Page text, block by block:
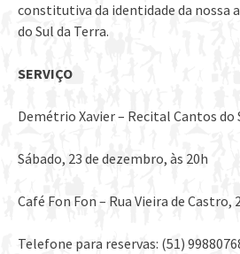
constitutiva da identidade da nossa
do Sul da Terra.
SERVIÇO
Demétrio Xavier – Recital Cantos do
Sábado, 23 de dezembro, às 20h
Café Fon Fon – Rua Vieira de Castro,
Telefone para reservas: (51)